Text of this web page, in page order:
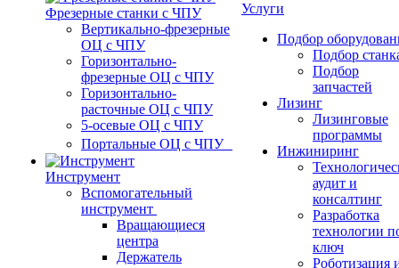
Фрезерные станки с ЧПУ
Вертикально-фрезерные
ОЦ с ЧПУ
Горизонтально-
фрезерные ОЦ с ЧПУ
Горизонтально-
расточные ОЦ с ЧПУ
5-осевые ОЦ с ЧПУ
Портальные ОЦ с ЧПУ
Инструмент
Вспомогательный
инструмент
Вращающиеся
центра
Держатель
Услуги
Подбор
Подбор
Подбор
запчастей
Лизинг
Лизинговые
программы
Инжиниринг
аудит и
консалтинг
Разработка
технологии
ключ
Роботизация